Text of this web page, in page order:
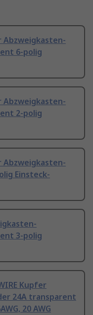
Abzweigkasten-
6-polig
Abzweigkasten-
2-polig
Abzweigkasten-
Einsteck-
3-polig
Kupfer
24A transparent
20 AWG